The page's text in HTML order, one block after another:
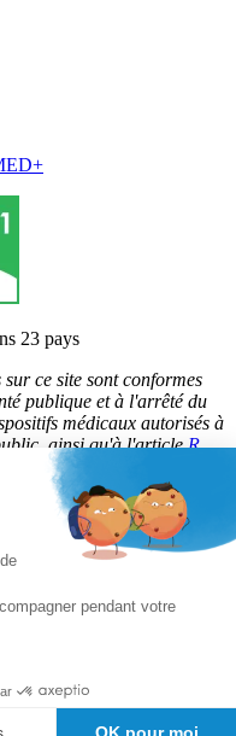
23 pays
ce site sont conformes
publique et à l'arrêté du
médicaux autorisés à
ainsi qu'à l'articleR
conséquent, ils peuvent
au public.
pendant votre